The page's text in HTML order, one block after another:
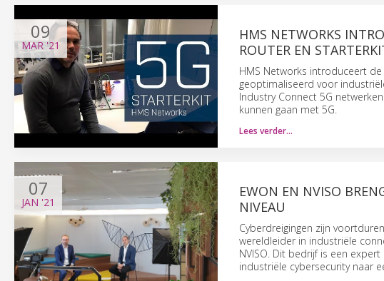
09
MAR'21
HMS NETWORKS
ROUTER EN
HMS Networks introduceert
geoptimaliseerd voor
Industry Connect 5G
kunnen gaan met 5G.
Lees verder…
07
JAN '21
EWON EN NVISO
NIVEAU
Cyberdreigingen zijn
wereldleider in industriële
NVISO. Dit bedrijf is een
industriële cybersecurity naar